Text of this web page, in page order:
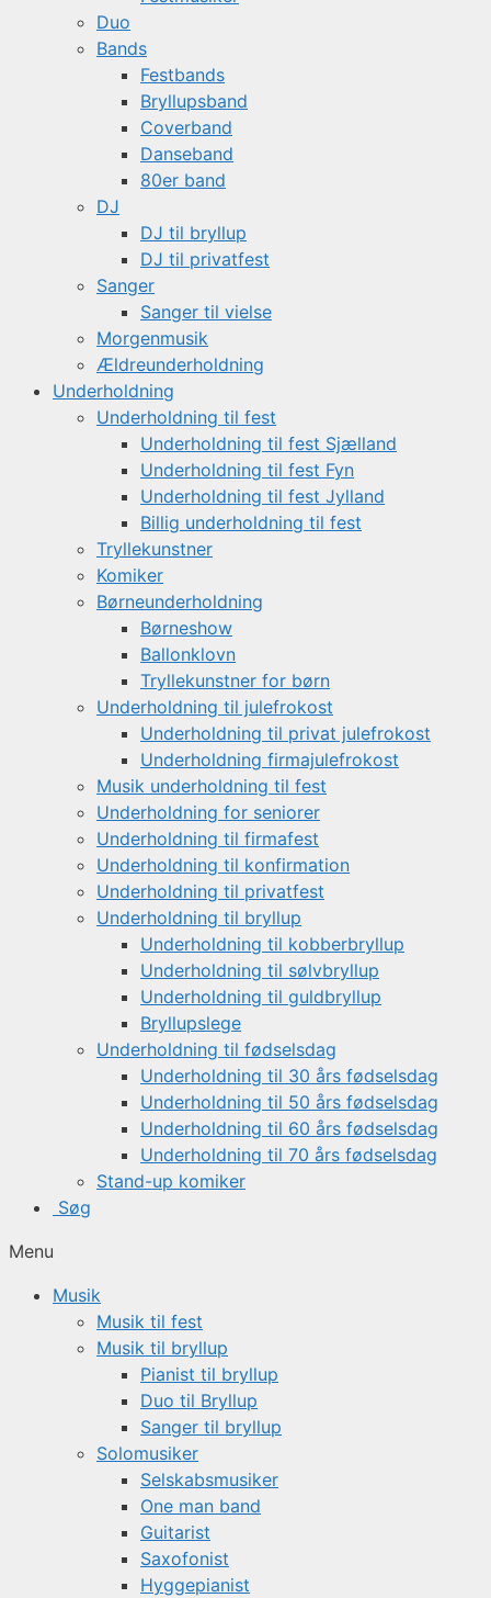
Duo
Bands
Festbands
Bryllupsband
Coverband
Danseband
80er band
DJ
DJ til bryllup
DJ til privatfest
Sanger
Sanger til vielse
Morgenmusik
Ældreunderholdning
Underholdning
Underholdning til fest
Underholdning til fest Sjælland
Underholdning til fest Fyn
Underholdning til fest Jylland
Billig underholdning til fest
Tryllekunstner
Komiker
Børneunderholdning
Børneshow
Ballonklovn
Tryllekunstner for børn
Underholdning til julefrokost
Underholdning til privat julefrokost
Underholdning firmajulefrokost
Musik underholdning til fest
Underholdning for seniorer
Underholdning til firmafest
Underholdning til konfirmation
Underholdning til privatfest
Underholdning til bryllup
Underholdning til kobberbryllup
Underholdning til sølvbryllup
Underholdning til guldbryllup
Bryllupslege
Underholdning til fødselsdag
Underholdning til 30 års fødselsdag
Underholdning til 50 års fødselsdag
Underholdning til 60 års fødselsdag
Underholdning til 70 års fødselsdag
Stand-up komiker
Søg
Menu
Musik
Musik til fest
Musik til bryllup
Pianist til bryllup
Duo til Bryllup
Sanger til bryllup
Solomusiker
Selskabsmusiker
One man band
Guitarist
Saxofonist
Hyggepianist